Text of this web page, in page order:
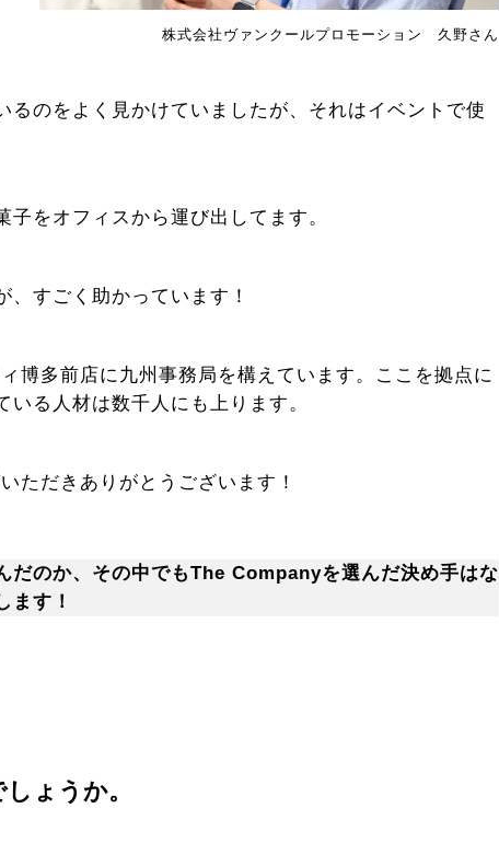
株式会社ヴァンクールプロモーション 久野さん
のをよく見かけていましたが、それはイベントで使
をオフィスから運び出してます。
すごく助かっています！
博多前店に九州事務局を構えています。ここを拠点に
る人材は数千人にも上ります。
ただきありがとうございます！
だのか、その中でもThe Companyを選んだ決め手はな
ます！
ょうか。